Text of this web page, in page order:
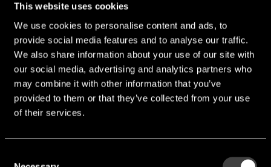
This website uses cookies
We use cookies to personalise content and ads, to
provide social media features and to analyse our traffic.
We also share information about your use of our site with
our social media, advertising and analytics partners who
may combine it with other information that you’ve
provided to them or that they’ve collected from your use
of their services.
2VGVu25 250V